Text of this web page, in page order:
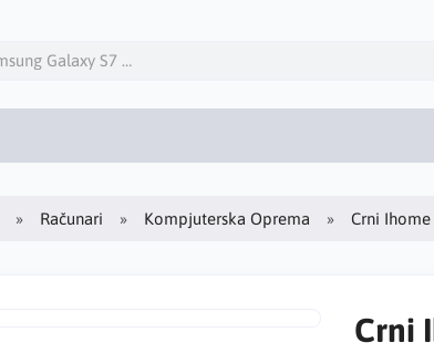
Računari Kompjuterska Oprema Crni
Crni